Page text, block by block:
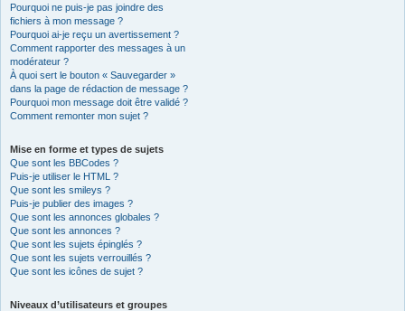
Pourquoi ne puis-je pas joindre des
fichiers à mon message ?
Pourquoi ai-je reçu un avertissement ?
Comment rapporter des messages à un
modérateur ?
À quoi sert le bouton « Sauvegarder »
dans la page de rédaction de message ?
Pourquoi mon message doit être validé ?
Comment remonter mon sujet ?
Mise en forme et types de sujets
Que sont les BBCodes ?
Puis-je utiliser le HTML ?
Que sont les smileys ?
Puis-je publier des images ?
Que sont les annonces globales ?
Que sont les annonces ?
Que sont les sujets épinglés ?
Que sont les sujets verrouillés ?
Que sont les icônes de sujet ?
Niveaux d’utilisateurs et groupes